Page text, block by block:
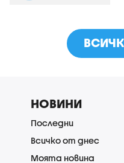
НОВИНИ
Последни
Всичко от днес
Моята новина